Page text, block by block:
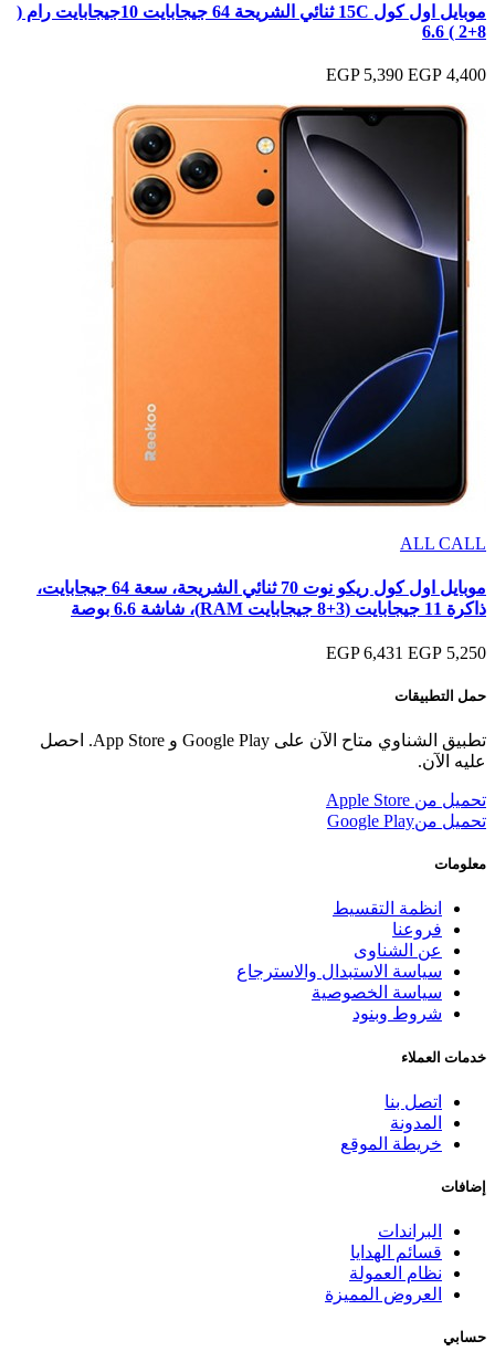
موبايل اول كول 15C ثنائي الشريحة 64 جيجابايت 10جيجابايت رام (
8+2 ) 6.6
4,400 EGP
5,390 EGP
ALL CALL
موبايل اول كول ريكو نوت 70 ثنائي الشريحة، سعة 64 جيجابايت،
ذاكرة 11 جيجابايت (3+8 جيجابايت RAM)، شاشة 6.6 بوصة
5,250 EGP
6,431 EGP
حمل التطبيقات
تطبيق الشناوي متاح الآن على Google Play و App Store. احصل
عليه الآن.
تحميل من Apple Store
تحميل منGoogle Play
معلومات
انظمة التقسيط
فروعنا
عن الشناوى
سياسة الاستبدال والاسترجاع
سياسة الخصوصية
شروط وبنود
خدمات العملاء
اتصل بنا
المدونة
خريطة الموقع
إضافات
البراندات
قسائم الهدايا
نظام العمولة
العروض المميزة
حسابي